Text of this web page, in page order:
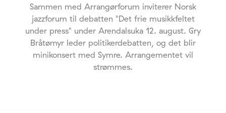
Sammen med Arrangørforum inviterer Norsk
jazzforum til debatten "Det frie musikkfeltet
under press" under Arendalsuka 12. august. Gry
Bråtømyr leder politikerdebatten, og det blir
minikonsert med Symre. Arrangementet vil
strømmes.